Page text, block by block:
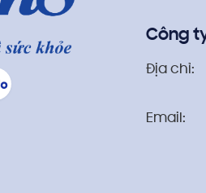
Công
Địa chỉ:
Email: